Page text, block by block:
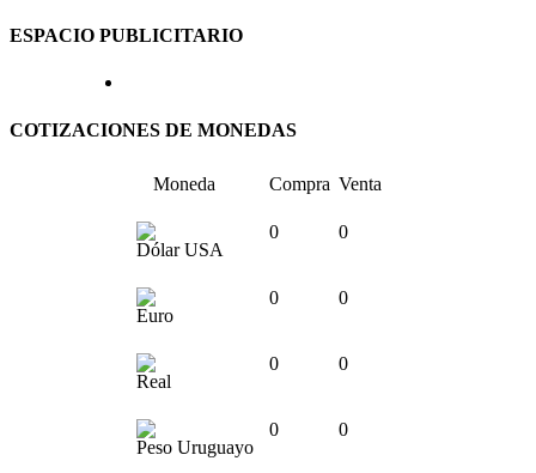
ESPACIO PUBLICITARIO
COTIZACIONES DE MONEDAS
Moneda Compra Venta
Dólar USA
0 0
Euro
0 0
Real
0 0
Peso Uruguayo
0 0